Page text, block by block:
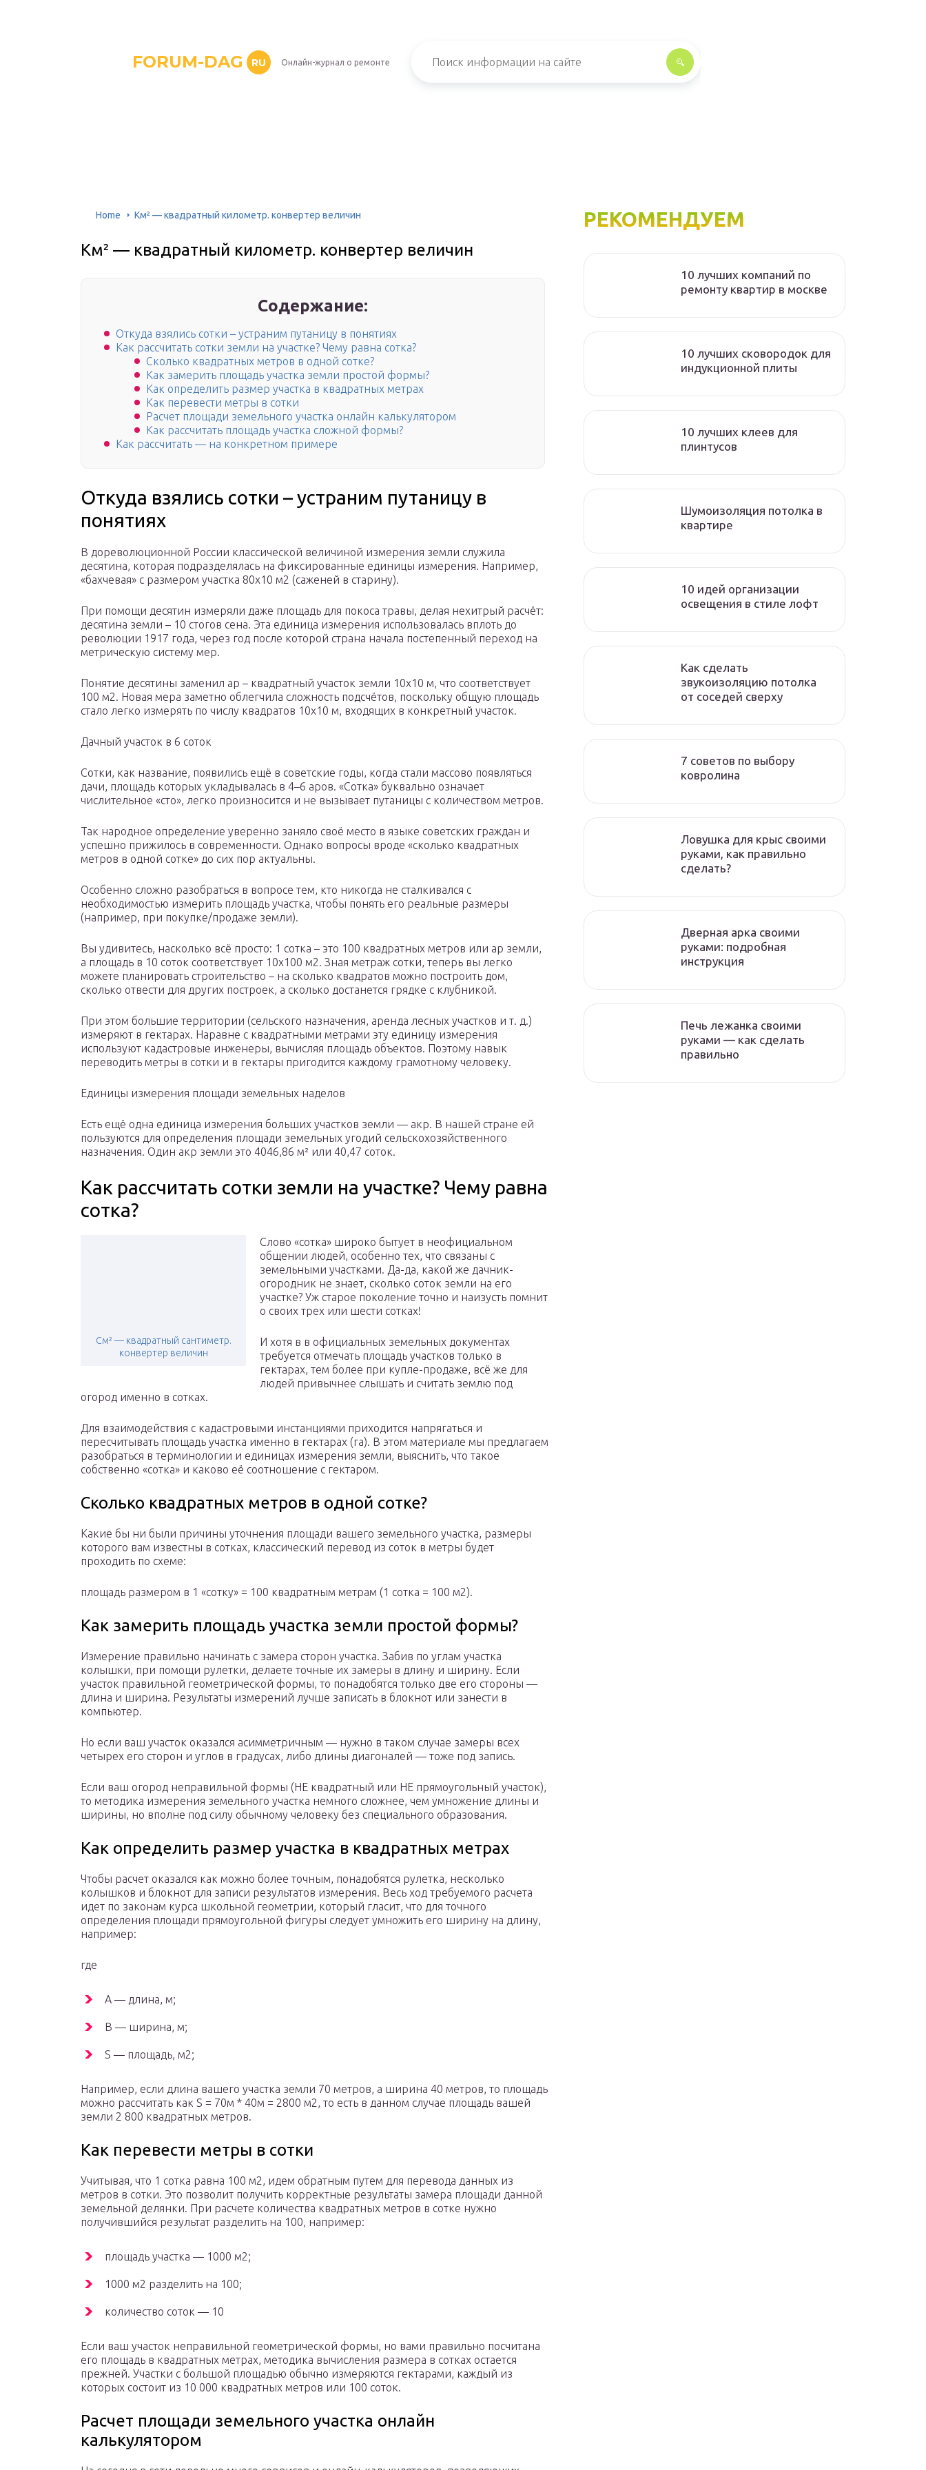
FORUM-DAG RU Онлайн-журнал о ремонте
Home Км² — квадратный километр. конвертер величин
Км² — квадратный километр. конвертер величин
Содержание:
Откуда взялись сотки – устраним путаницу в понятиях
Как рассчитать сотки земли на участке? Чему равна сотка?
Сколько квадратных метров в одной сотке?
Как замерить площадь участка земли простой формы?
Как определить размер участка в квадратных метрах
Как перевести метры в сотки
Расчет площади земельного участка онлайн калькулятором
Как рассчитать площадь участка сложной формы?
Как рассчитать — на конкретном примере
Откуда взялись сотки – устраним путаницу в
понятиях
В дореволюционной России классической величиной измерения земли служила
десятина, которая подразделялась на фиксированные единицы измерения. Например,
«бахчевая» с размером участка 80х10 м2 (саженей в старину).
При помощи десятин измеряли даже площадь для покоса травы, делая нехитрый расчёт:
десятина земли – 10 стогов сена. Эта единица измерения использовалась вплоть до
революции 1917 года, через год после которой страна начала постепенный переход на
метрическую систему мер.
Понятие десятины заменил ар – квадратный участок земли 10х10 м, что соответствует
100 м2. Новая мера заметно облегчила сложность подсчётов, поскольку общую площадь
стало легко измерять по числу квадратов 10х10 м, входящих в конкретный участок.
Дачный участок в 6 соток
Сотки, как название, появились ещё в советские годы, когда стали массово появляться
дачи, площадь которых укладывалась в 4–6 аров. «Сотка» буквально означает
числительное «сто», легко произносится и не вызывает путаницы с количеством метров.
Так народное определение уверенно заняло своё место в языке советских граждан и
успешно прижилось в современности. Однако вопросы вроде «сколько квадратных
метров в одной сотке» до сих пор актуальны.
Особенно сложно разобраться в вопросе тем, кто никогда не сталкивался с
необходимостью измерить площадь участка, чтобы понять его реальные размеры
(например, при покупке/продаже земли).
Вы удивитесь, насколько всё просто: 1 сотка – это 100 квадратных метров или ар земли,
а площадь в 10 соток соответствует 10х100 м2. Зная метраж сотки, теперь вы легко
можете планировать строительство – на сколько квадратов можно построить дом,
сколько отвести для других построек, а сколько достанется грядке с клубникой.
При этом большие территории (сельского назначения, аренда лесных участков и т. д.)
измеряют в гектарах. Наравне с квадратными метрами эту единицу измерения
используют кадастровые инженеры, вычисляя площадь объектов. Поэтому навык
переводить метры в сотки и в гектары пригодится каждому грамотному человеку.
Единицы измерения площади земельных наделов
Есть ещё одна единица измерения больших участков земли — акр. В нашей стране ей
пользуются для определения площади земельных угодий сельскохозяйственного
назначения. Один акр земли это 4046,86 м² или 40,47 соток.
Как рассчитать сотки земли на участке? Чему равна
сотка?
См² — квадратный сантиметр.
конвертер величин
Слово «сотка» широко бытует в неофициальном
общении людей, особенно тех, что связаны с
земельными участками. Да-да, какой же дачник-
огородник не знает, сколько соток земли на его
участке? Уж старое поколение точно и наизусть помнит
о своих трех или шести сотках!
И хотя в в официальных земельных документах
требуется отмечать площадь участков только в
гектарах, тем более при купле-продаже, всё же для
людей привычнее слышать и считать землю под
огород именно в сотках.
Для взаимодействия с кадастровыми инстанциями приходится напрягаться и
пересчитывать площадь участка именно в гектарах (га). В этом материале мы предлагаем
разобраться в терминологии и единицах измерения земли, выяснить, что такое
собственно «сотка» и каково её соотношение с гектаром.
Сколько квадратных метров в одной сотке?
Какие бы ни были причины уточнения площади вашего земельного участка, размеры
которого вам известны в сотках, классический перевод из соток в метры будет
проходить по схеме:
площадь размером в 1 «сотку» = 100 квадратным метрам (1 сотка = 100 м2).
Как замерить площадь участка земли простой формы?
Измерение правильно начинать с замера сторон участка. Забив по углам участка
колышки, при помощи рулетки, делаете точные их замеры в длину и ширину. Если
участок правильной геометрической формы, то понадобятся только две его стороны —
длина и ширина. Результаты измерений лучше записать в блокнот или занести в
компьютер.
Но если ваш участок оказался асимметричным — нужно в таком случае замеры всех
четырех его сторон и углов в градусах, либо длины диагоналей — тоже под запись.
Если ваш огород неправильной формы (НЕ квадратный или НЕ прямоугольный участок),
то методика измерения земельного участка немного сложнее, чем умножение длины и
ширины, но вполне под силу обычному человеку без специального образования.
Как определить размер участка в квадратных метрах
Чтобы расчет оказался как можно более точным, понадобятся рулетка, несколько
колышков и блокнот для записи результатов измерения. Весь ход требуемого расчета
идет по законам курса школьной геометрии, который гласит, что для точного
определения площади прямоугольной фигуры следует умножить его ширину на длину,
например:
где
A — длина, м;
B — ширина, м;
S — площадь, м2;
Например, если длина вашего участка земли 70 метров, а ширина 40 метров, то площадь
можно рассчитать как S = 70м * 40м = 2800 м2, то есть в данном случае площадь вашей
земли 2 800 квадратных метров.
Как перевести метры в сотки
Учитывая, что 1 сотка равна 100 м2, идем обратным путем для перевода данных из
метров в сотки. Это позволит получить корректные результаты замера площади данной
земельной делянки. При расчете количества квадратных метров в сотке нужно
получившийся результат разделить на 100, например:
площадь участка — 1000 м2;
1000 м2 разделить на 100;
количество соток — 10
Если ваш участок неправильной геометрической формы, но вами правильно посчитана
его площадь в квадратных метрах, методика вычисления размера в сотках остается
прежней. Участки с большой площадью обычно измеряются гектарами, каждый из
которых состоит из 10 000 квадратных метров или 100 соток.
Расчет площади земельного участка онлайн
калькулятором
РЕКОМЕНДУЕМ
10 лучших компаний по
ремонту квартир в москве
10 лучших сковородок для
индукционной плиты
10 лучших клеев для
плинтусов
Шумоизоляция потолка в
квартире
10 идей организации
освещения в стиле лофт
Как сделать
звукоизоляцию потолка
от соседей сверху
7 советов по выбору
ковролина
Ловушка для крыс своими
руками, как правильно
сделать?
Дверная арка своими
руками: подробная
инструкция
Печь лежанка своими
руками — как сделать
правильно